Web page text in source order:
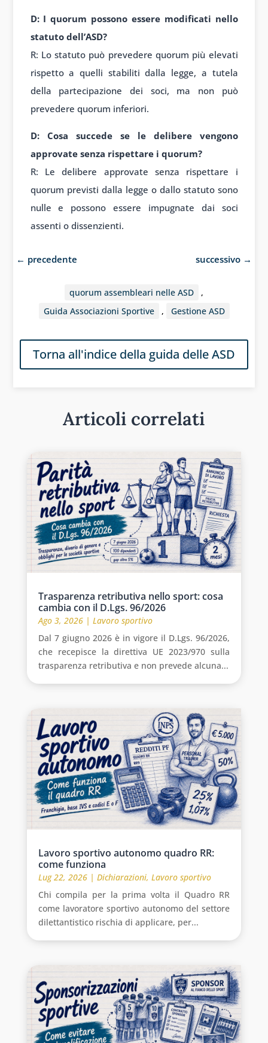
D: I quorum possono essere modificati nello
statuto dell’ASD?
R: Lo statuto può prevedere quorum più elevati
rispetto a quelli stabiliti dalla legge, a tutela
della partecipazione dei soci, ma non può
prevedere quorum inferiori.
D: Cosa succede se le delibere vengono
approvate senza rispettare i quorum?
R: Le delibere approvate senza rispettare i
quorum previsti dalla legge o dallo statuto sono
nulle e possono essere impugnate dai soci
assenti o dissenzienti.
← precedente successivo →
quorum assembleari nelle ASD
,
Guida Associazioni Sportive
, Gestione ASD
Torna all'indice della guida delle ASD
Articoli correlati
Trasparenza retributiva nello sport: cosa
cambia con il D.Lgs. 96/2026
Ago 3, 2026| Lavoro sportivo
Dal 7 giugno 2026 è in vigore il D.Lgs. 96/2026,
che recepisce la direttiva UE 2023/970 sulla
trasparenza retributiva e non prevede alcuna...
Lavoro sportivo autonomo quadro RR:
come funziona
Lug 22, 2026| Dichiarazioni, Lavoro sportivo
Chi compila per la prima volta il Quadro RR
come lavoratore sportivo autonomo del settore
dilettantistico rischia di applicare, per...